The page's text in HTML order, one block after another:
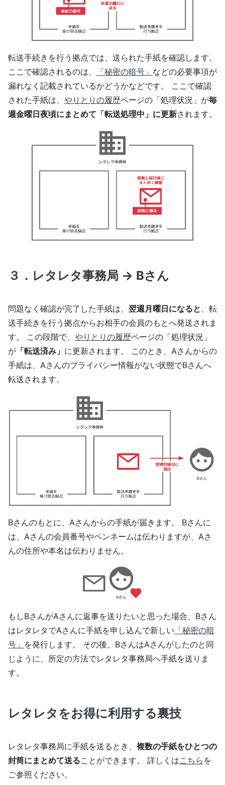
転送手続きを行う拠点では、送られた手紙を確認します。
ここで確認されるのは、
「秘密の暗号」 などの必要事項が
漏れなく記載されているかどうかなどです。 ここで確認
された手紙は、 やりとりの履歴ページの「処理状況」が毎
週金曜日夜頃にまとめて「転送処理中」に更新されます。
３．レタレタ事務局 → Bさん
問題なく確認が完了した手紙は、 翌週月曜日になると 、転
送手続きを行う拠点からお相手の会員のもとへ発送されま
す。 この段階で、 やりとりの履歴ページの「処理状況」
が 「転送済み」 に更新されます。 このとき、Aさんからの
手紙は、Aさんのプライバシー情報がない状態でBさんへ
転送されます。
Bさんのもとに、Aさんからの手紙が届きます。 Bさんに
は、Aさんの会員番号やペンネームは伝わりますが、Aさ
んの住所や本名は伝わりません。
もしBさんがAさんに返事を送りたいと思った場合、Bさん
はレタレタでAさんに手紙を申し込んで新しい 「秘密の暗
号」 を発行します。 その後、BさんはAさんがしたのと同
じように、所定の方法でレタレタ事務局へ手紙を送りま
す。
レタレタをお得に利用する裏技
レタレタ事務局に手紙を送るとき、 複数の手紙をひとつの
封筒にまとめて送ることができます。 詳しくはこちら を
ご参照ください。